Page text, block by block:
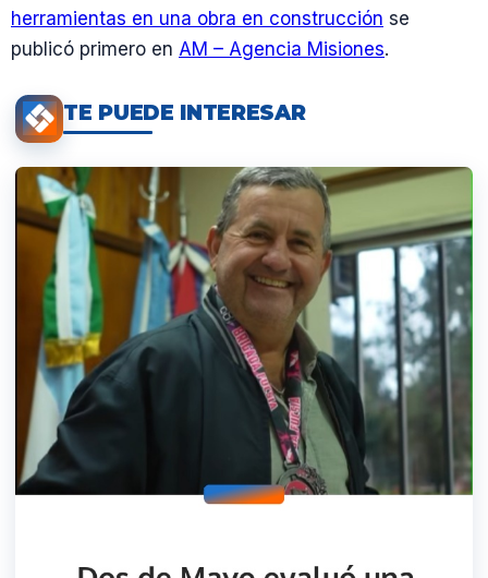
herramientas en una obra en construcción se
publicó primero en AM – Agencia Misiones.
TE PUEDE INTERESAR